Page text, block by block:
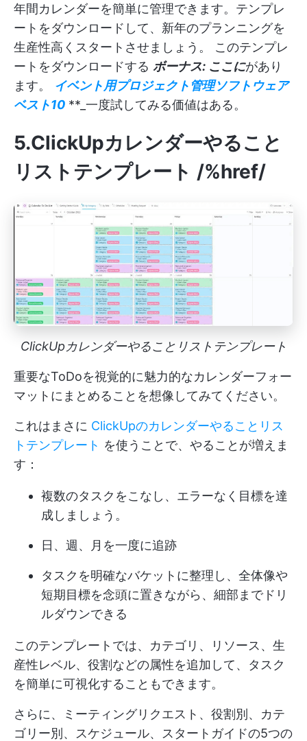
年間カレンダーを簡単に管理できます。テンプレ
ートをダウンロードして、新年のプランニングを
生産性高くスタートさせましょう。 このテンプレ
ートをダウンロードする ボーナス: ここにがあり
ます。 イベント用プロジェクト管理ソフトウェア
ベスト10 **_一度試してみる価値はある。
5.ClickUpカレンダーやること
リストテンプレート /%href/
ClickUpカレンダーやることリストテンプレート
重要なToDoを視覚的に魅力的なカレンダーフォー
マットにまとめることを想像してみてください。
これはまさに ClickUpのカレンダーやることリス
トテンプレート を使うことで、やることが増えま
す：
複数のタスクをこなし、エラーなく目標を達
成しましょう。
日、週、月を一度に追跡
タスクを明確なバケットに整理し、全体像や
短期目標を念頭に置きながら、細部までドリ
ルダウンできる
このテンプレートでは、カテゴリ、リソース、生
産性レベル、役割などの属性を追加して、タスク
を簡単に可視化することもできます。
さらに、ミーティングリクエスト、役割別、カテ
ゴリー別、スケジュール、スタートガイドの5つの